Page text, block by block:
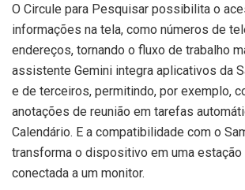
O Circule para Pesquisar possibilita o
informações na tela, como números de
endereços, tornando o fluxo de trabalho
assistente Gemini integra aplicativos da
e de terceiros, permitindo, por exemplo,
anotações de reunião em tarefas
Calendário. E a compatibilidade com o
transforma o dispositivo em uma estação
conectada a um monitor.